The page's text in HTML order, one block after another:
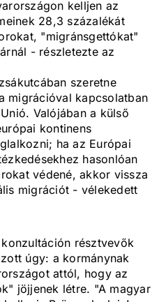
kelljen az
28,3 százalékát
"migránsgettókat"
- részletezte az
szeretne
migrációval kapcsolatban
Valójában a külső
kontinens
ha az Európai
hasonlóan
védené, akkor vissza
migrációt - vélekedett
résztvevők
úgy: a kormánynak
attól, hogy az
jöjjenek létre. "A magyar